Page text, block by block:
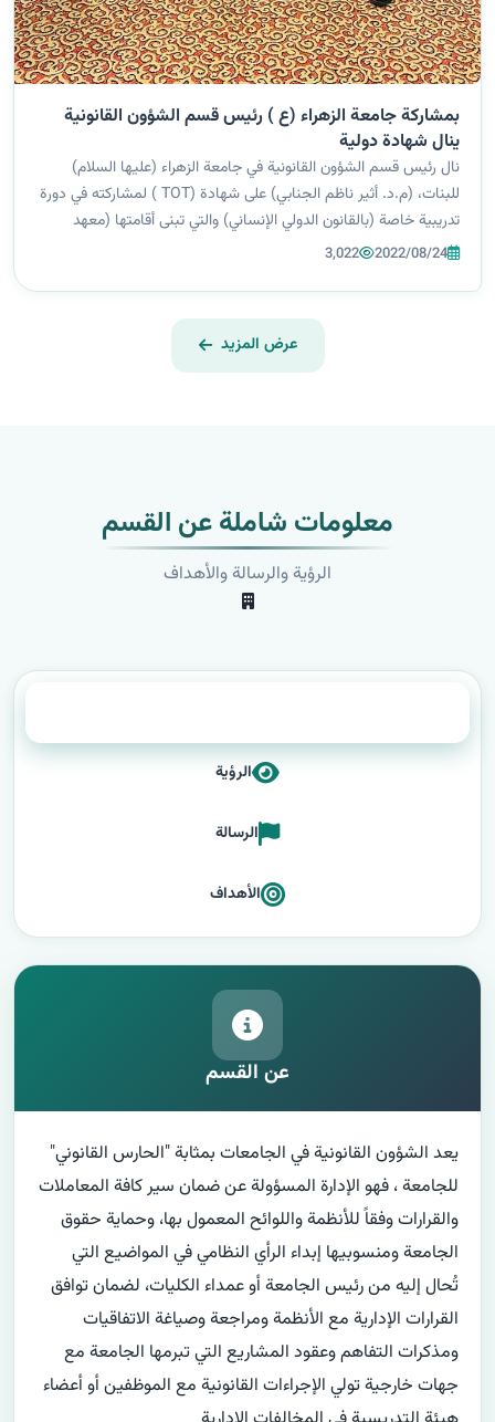
بمشاركة جامعة الزهراء (ع ) رئيس قسم الشؤون القانونية
ينال شهادة دولية
نال رئيس قسم الشؤون القانونية في جامعة الزهراء (عليها السلام)
للبنات، (م.د. أثير ناظم الجنابي) على شهادة (TOT ) لمشاركته في دورة
تدريبية خاصة (بالقانون الدولي الإنساني) والتي تبنى أقامتها (معهد
قرطبة للسلام _ جنيف) في أقليم كردستان العراق. أشرف على الدورة
2022/08/24
3,022
عرض المزيد
معلومات شاملة عن القسم
الرؤية والرسالة والأهداف
الرؤية
الرسالة
الأهداف
عن القسم